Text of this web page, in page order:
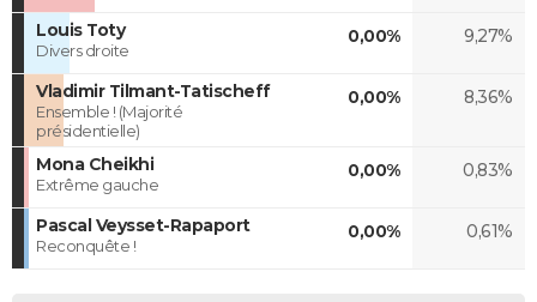
Louis Toty
Divers droite
0,00% 9,27%
Vladimir Tilmant-Tatischeff
Ensemble ! (Majorité
présidentielle)
0,00% 8,36%
Mona Cheikhi
Extrême gauche
0,00% 0,83%
Pascal Veysset-Rapaport
Reconquête !
0,00% 0,61%